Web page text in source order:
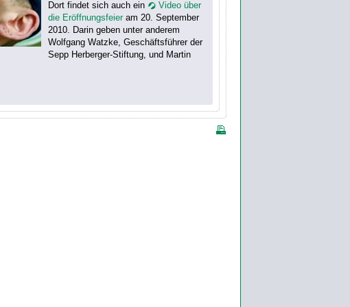
Dort findet sich auch ein
Video über
die Eröffnungsfeieram 20. September
2010. Darin geben unter anderem
Wolfgang Watzke, Geschäftsführer der
Sepp Herberger-Stiftung, und Martin